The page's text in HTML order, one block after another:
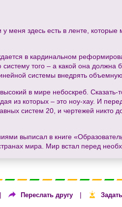
здесь есть в ленте, которые
в кардинальном
того – а какой она должна
системы внедрять объемную.
в мире небоскреб. Сказать-
которых – это ноу-хау. И
систем 20, и чертежей никто
выписал в книге
мира. Мир встал перед
| Переслать другу |